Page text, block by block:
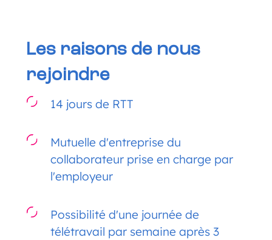
Les raisons de nous
rejoindre
14 jours de RTT
Mutuelle d'entreprise du
collaborateur prise en charge par
l'employeur
Possibilité d'une journée de
télétravail par semaine après 3